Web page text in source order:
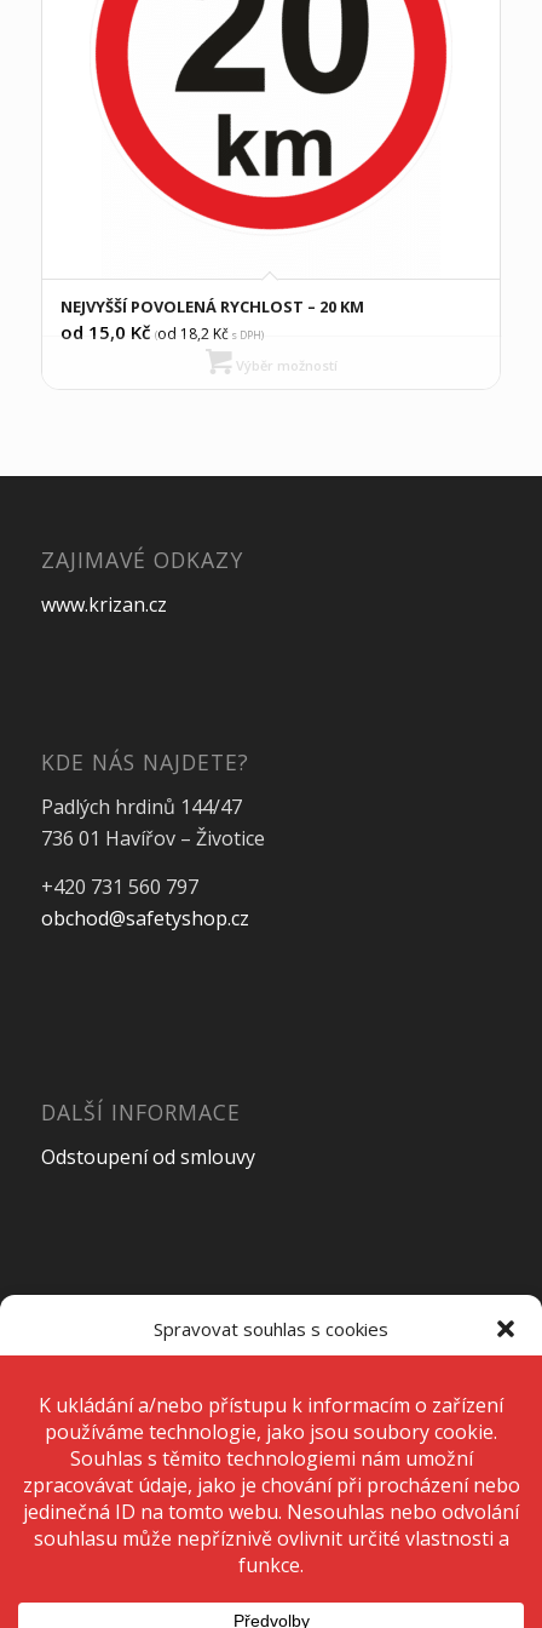
Spravovat souhlas s cookies
technologie, jako jsou soubory cookie. Děláme to, abychom zlepšili
zážitek z prohlížení a zobrazovali personalizované reklamy. Souhlas s
těmito technologiemi nám umožní zpracovávat údaje, jako je chování
při procházení nebo jedinečná ID na tomto webu. Nesouhlas nebo
odvolání souhlasu může nepříznivě ovlivnit určité vlastnosti a funkce.
Přijmout
Odmítnout
NEJVYŠŠÍ POVOLENÁ RYCHLOST – 20 KM
od 15,0 Kč (od 18,2Kčs DPH)
Výběr možností
ZAJIMAVÉ ODKAZY
www.krizan.cz
KDE NÁS NAJDETE?
Padlých hrdinů 144/47
736 01 Havířov – Životice
+420 731 560 797
obchod@safetyshop.cz
DALŠÍ INFORMACE
Odstoupení od smlouvy
Pondělí – Pátek7:00 – 15:00
SobotaZavřeno
Neděle Zavřeno